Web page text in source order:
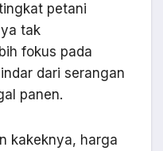
petani
tak
fokus pada
dari serangan
panen.
kakeknya, harga